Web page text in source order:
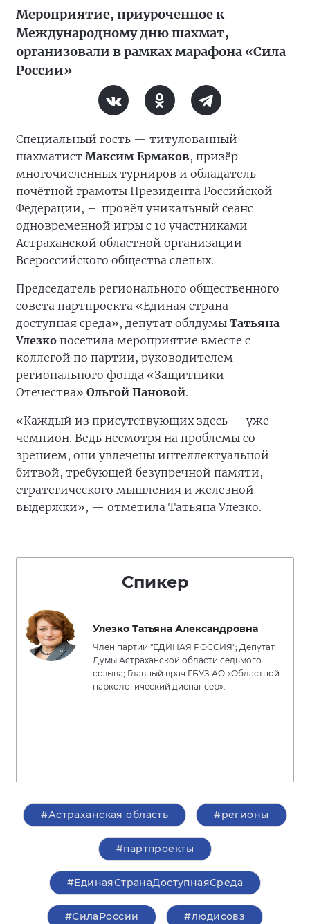
Мероприятие, приуроченное к
Международному дню шахмат,
организовали в рамках марафона «Сила
России»
Специальный гость — титулованный
шахматист Максим Ермаков, призёр
многочисленных турниров и обладатель
почётной грамоты Президента Российской
Федерации, – провёл уникальный сеанс
одновременной игры с 10 участниками
Астраханской областной организации
Всероссийского общества слепых.
Председатель регионального общественного
совета партпроекта «Единая страна —
доступная среда», депутат облдумы Татьяна
Улезко посетила мероприятие вместе с
коллегой по партии, руководителем
регионального фонда «Защитники
Отечества» Ольгой Пановой.
«Каждый из присутствующих здесь — уже
чемпион. Ведь несмотря на проблемы со
зрением, они увлечены интеллектуальной
битвой, требующей безупречной памяти,
стратегического мышления и железной
выдержки», — отметила Татьяна Улезко.
Спикер
Улезко Татьяна Александровна
Член партии "ЕДИНАЯ РОССИЯ"; Депутат
Думы Астраханской области седьмого
созыва; Главный врач ГБУЗ АО «Областной
наркологический диспансер».
#Астраханская область #регионы
#партпроекты
#ЕдинаяСтранаДоступнаяСреда
#СилаРоссии #людисовз